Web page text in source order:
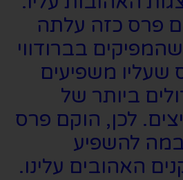
פרס כזה עלתה
2000 כשהמפיקים בברודווי
שעליו משפיעים
ביותר של
לכן, הוקם פרס
במה להשפיע
האהובים עלינו.